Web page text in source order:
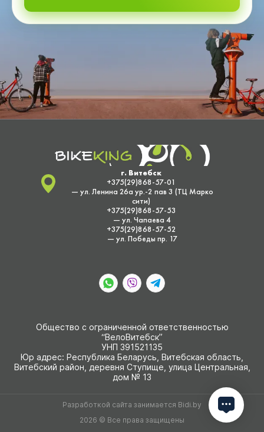
г. Витебск
+375(29)868-57-01
— ул. Ленина 26а ур.-2 пав 3 (ТЦ Марко
сити)
+375(29)868-57-53
— ул. Чапаева 4
+375(29)868-57-52
— ул. Победы пр. 17
Общество с ограниченной ответственностью
“ВелоВитебск”
УНП 391521135
Юр адрес: Республика Беларусь, Витебская область,
Витебский район, деревня Ступище, улица Центральная,
дом № 13
Разработкой сайта занимается Bidi.by
2026 © Все права защищены